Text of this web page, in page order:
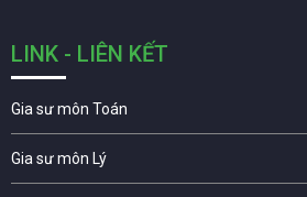
LINK - LIÊN KẾT
Gia sư môn Toán
Gia sư môn Lý